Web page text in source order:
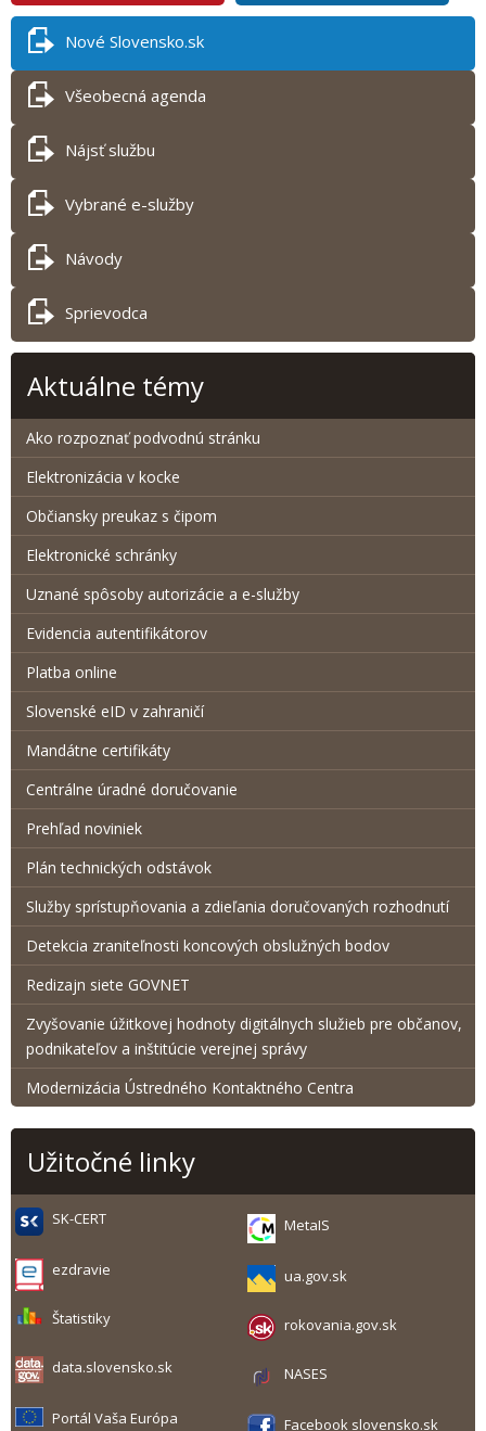
Nové Slovensko.sk
Všeobecná agenda
Nájsť službu
Vybrané e-služby
Návody
Sprievodca
Aktuálne témy
Ako rozpoznať podvodnú stránku
Elektronizácia v kocke
Občiansky preukaz s čipom
Elektronické schránky
Uznané spôsoby autorizácie a e-služby
Evidencia autentifikátorov
Platba online
Slovenské eID v zahraničí
Mandátne certifikáty
Centrálne úradné doručovanie
Prehľad noviniek
Plán technických odstávok
Služby sprístupňovania a zdieľania doručovaných rozhodnutí
Detekcia zraniteľnosti koncových obslužných bodov
Redizajn siete GOVNET
Zvyšovanie úžitkovej hodnoty digitálnych služieb pre občanov,
podnikateľov a inštitúcie verejnej správy
Modernizácia Ústredného Kontaktného Centra
Užitočné linky
SK-CERT MetaIS
ezdravie ua.gov.sk
Štatistiky rokovania.gov.sk
data.slovensko.sk NASES
Portál Vaša Európa Facebook slovensko.sk